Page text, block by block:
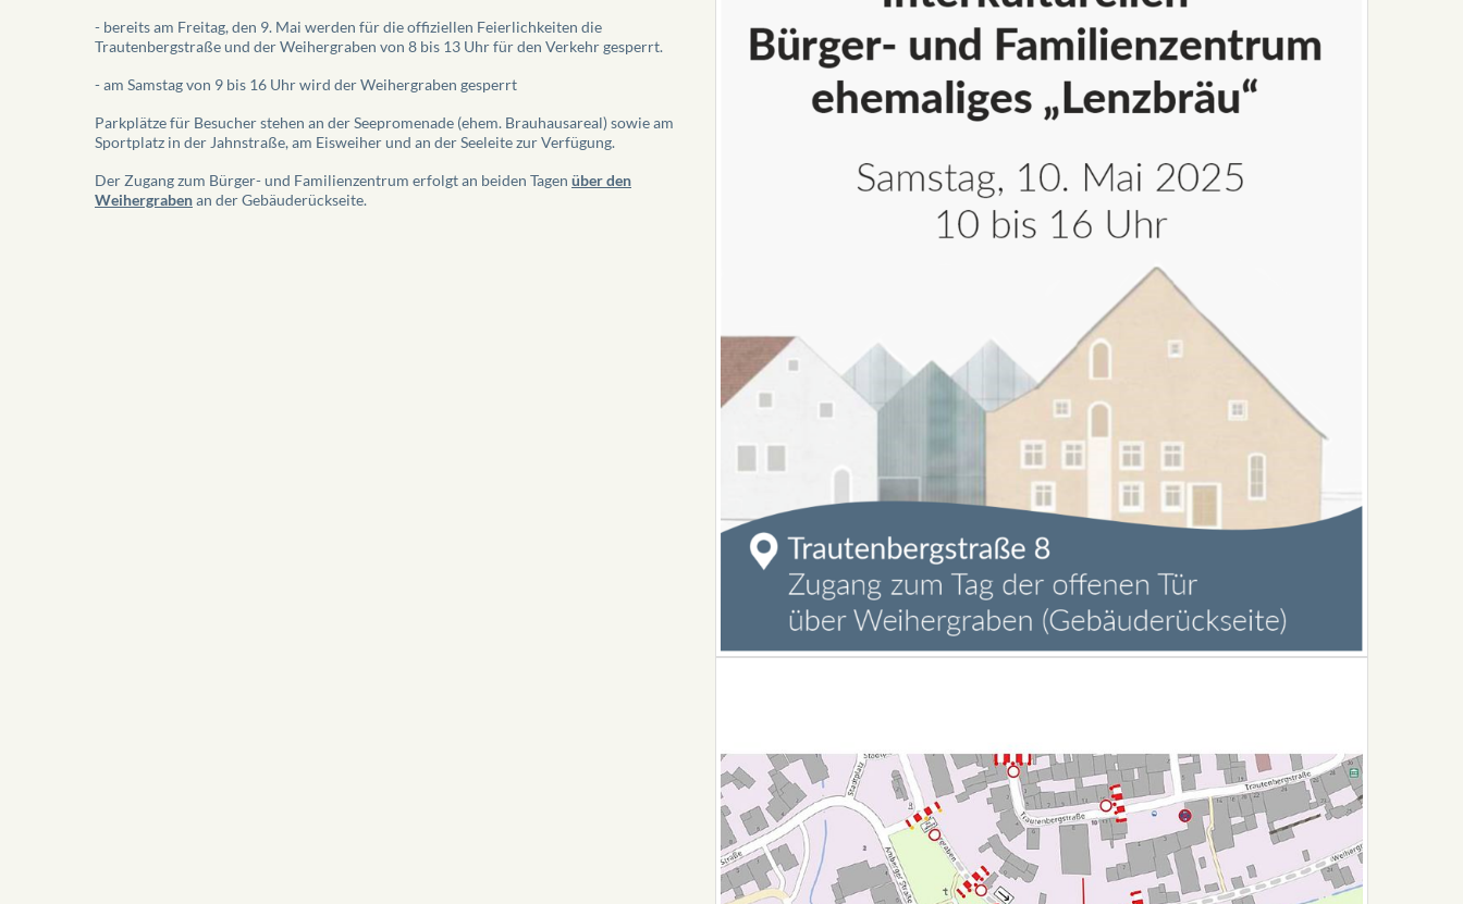
- bereits am Freitag, den 9. Mai werden für die offiziellen Feierlichkeiten die
Trautenbergstraße und der Weihergraben von 8 bis 13 Uhr für den Verkehr gesperrt.
- am Samstag von 9 bis 16 Uhr wird der Weihergraben gesperrt
Parkplätze für Besucher stehen an der Seepromenade (ehem. Brauhausareal) sowie am
Sportplatz in der Jahnstraße, am Eisweiher und an der Seeleite zur Verfügung.
Der Zugang zum Bürger- und Familienzentrum erfolgt an beiden Tagen über den
Weihergrabenan der Gebäuderückseite.